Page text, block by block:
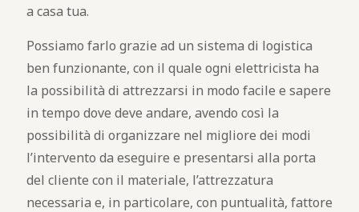
a casa tua.
Possiamo farlo grazie ad un sistema di logistica
ben funzionante, con il quale ogni elettricista ha
la possibilità di attrezzarsi in modo facile e sapere
in tempo dove deve andare, avendo così la
possibilità di organizzare nel migliore dei modi
l’intervento da eseguire e presentarsi alla porta
del cliente con il materiale, l’attrezzatura
necessaria e, in particolare, con puntualità, fattore